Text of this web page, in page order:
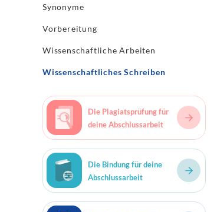
Synonyme
Vorbereitung
Wissenschaftliche Arbeiten
Wissenschaftliches Schreiben
Die Plagiatsprüfung für
deine Abschlussarbeit
Die Bindung für deine
Abschlussarbeit